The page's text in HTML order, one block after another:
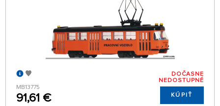
MB13775
91,61 €
DOČASNE
NEDOSTUPNÉ
KÚPIŤ